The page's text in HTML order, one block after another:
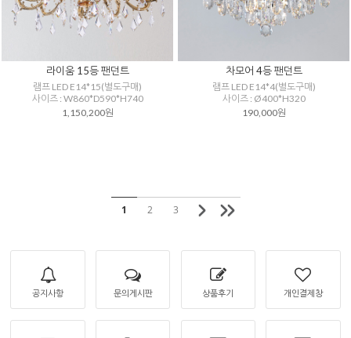
라이움 15등 팬던트
램프 LED E14*15(별도구매)
사이즈 : W860*D590*H740
1,150,200원
차모어 4등 팬던트
램프 LED E14*4(별도구매)
사이즈 : Ø400*H320
190,000원
1 2 3
공지사항 문의게시판 상품후기 개인결제창